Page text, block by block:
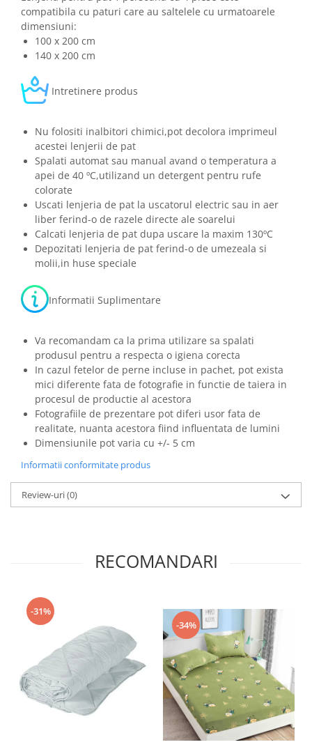
compatibila cu paturi care au saltelele cu urmatoarele
dimensiuni:
100 x 200 cm
140 x 200 cm
Intretinere produs
Nu folositi inalbitori chimici,pot decolora imprimeul
acestei lenjerii de pat
Spalati automat sau manual avand o temperatura a
apei de 40 ºC,utilizand un detergent pentru rufe
colorate
Uscati lenjeria de pat la uscatorul electric sau in aer
liber ferind-o de razele directe ale soarelui
Calcati lenjeria de pat dupa uscare la maxim 130ºC
Depozitati lenjeria de pat ferind-o de umezeala si
molii,in huse speciale
Informatii Suplimentare
Va recomandam ca la prima utilizare sa spalati
produsul pentru a respecta o igiena corecta
In cazul fetelor de perne incluse in pachet, pot exista
mici diferente fata de fotografie in functie de taiera in
procesul de productie al acestora
Fotografiile de prezentare pot diferi usor fata de
realitate, nuanta acestora fiind influentata de lumini
Dimensiunile pot varia cu +/- 5 cm
Informatii conformitate produs
Review-uri(0)
RECOMANDARI
-31%
-34%